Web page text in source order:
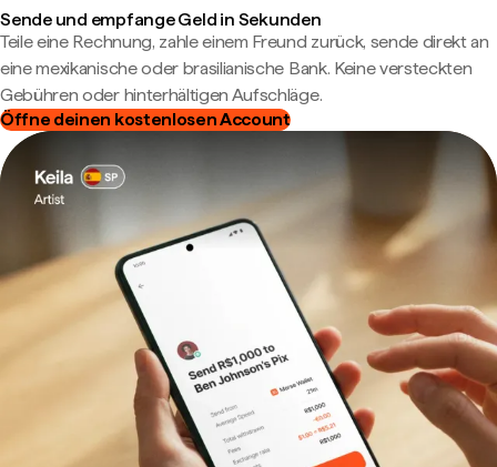
Sende und empfange Geld in Sekunden
Teile eine Rechnung, zahle einem Freund zurück, sende direkt an
eine mexikanische oder brasilianische Bank. Keine versteckten
Gebühren oder hinterhältigen Aufschläge.
Öffne deinen kostenlosen Account